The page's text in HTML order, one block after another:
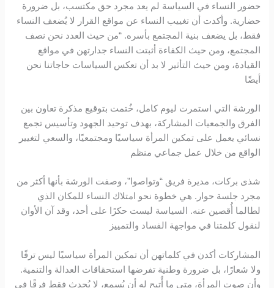
حضور النساء في السياسة لم يعد مجرد حق مكتسب، بل ضرورة
حضارية. وأكدت أن تغييب النساء عن مواقع القرار لا يُضعف النساء
فقط، بل يضعف بنية المجتمع بأسره. “من حيث العدد نحن نصف
المجتمع، ومن حيث الكفاءة أثبتت النساء جدارتهن في مواقع
القيادة، ومن حيث التأثير لا بد أن تعكس السياسات حاجاتنا نحن
أيضًا
الورشة التي استمرت ليوم كامل، خُتمت بتوقيع مذكرة تعاون بين
الفرق والجمعيات المشاركة، بهدف توحيد الجهود وتأسيس تجمع
نسائي يعمل على تمكين المرأة سياسيًا ومجتمعيًا، والسعي لتغيير
الواقع من خلال عمل جماعي منظم
شذى بركات، مديرة فريق “وتواصوا”، وصفت الورشة بأنها أكثر من
مجرد جلسة حوار. هي خطوة نحو امتلاك النساء للمكان الذي
لطالما أُقصين عنه. السياسة ليست حكرًا على أحد، وقد آن الأوان
لنقول كلمتنا في مواجهة الفساد والتمييز
المشاركات أكدن في كلماتهن أن تمكين المرأة سياسيًا ليس ترفًا
ولا شعارًا، بل ضرورة وطنية تفرضها استحقاقات العدالة والتنمية.
وأن صوت المرأة، متى ما أُتيح له أن يُسمع، لا يُحدث فقط فرقًا في